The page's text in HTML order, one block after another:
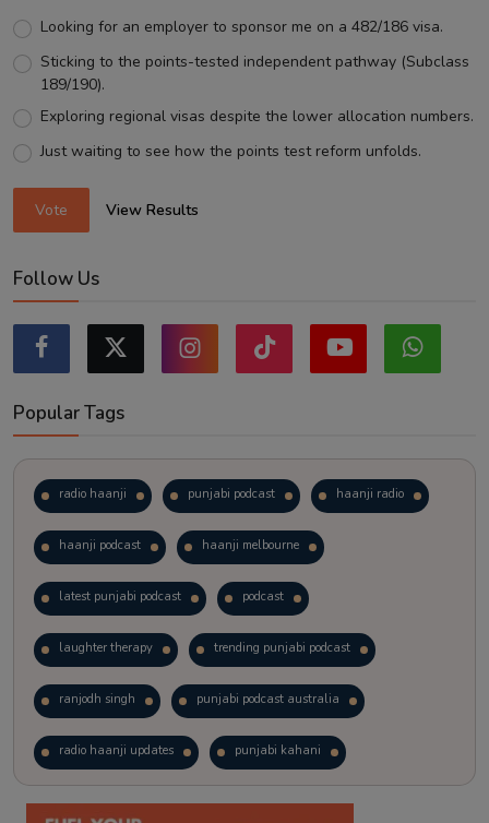
Looking for an employer to sponsor me on a 482/186 visa.
Sticking to the points-tested independent pathway (Subclass
189/190).
Exploring regional visas despite the lower allocation numbers.
Just waiting to see how the points test reform unfolds.
Vote View Results
Follow Us
Popular Tags
radio haanji punjabi podcast haanji radio
haanji podcast haanji melbourne
latest punjabi podcast podcast
laughter therapy trending punjabi podcast
ranjodh singh punjabi podcast australia
radio haanji updates punjabi kahani
kitaab kahani punjabi story